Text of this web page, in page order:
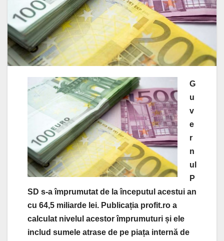
G
u
v
e
r
n
ul
P
SD s-a împrumutat de la începutul acestui an
cu 64,5 miliarde lei. Publicația profit.ro a
calculat nivelul acestor împrumuturi și ele
includ sumele atrase de pe piața internă de